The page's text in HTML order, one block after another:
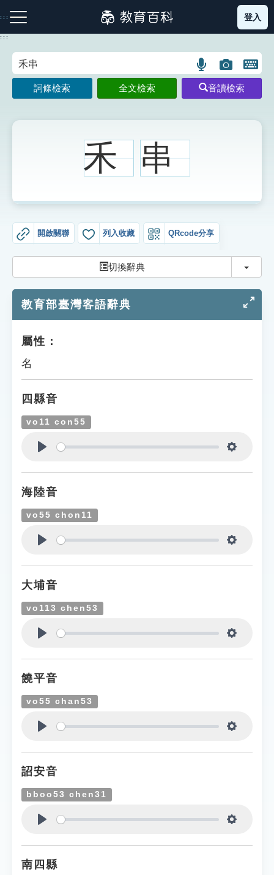
到
主
:::
注音索引圖示 筆畫索引圖示 部首索引表圖示
生字詞彙表
知識索引
遊戲專區
教學應用
貓頭鷹博士
登入
:::
語
言
搜
圖
片
搜
開
鍵
圖
詞條檢索 全文檢索 音讀檢索
禾 串
開啟關聯 列入收藏 QRcode分享
切換辭典 切換
教育部臺灣客語辭典
屬性：
名
四縣音
vo11 con55
海陸音
vo55 chon11
大埔音
vo113 chen53
饒平音
vo55 chan53
詔安音
bboo53 chen31
南四縣